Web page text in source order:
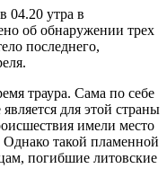
04.20 утра в
об обнаружении трех
последнего,
траура. Сама по себе
для этой страны
имели место
такой пламенной
погибшие литовские